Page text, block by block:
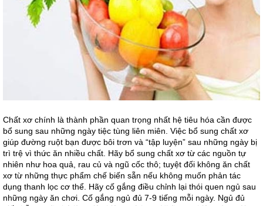
Chất xơ chính là thành phần quan trọng nhất hệ tiêu hóa cần được
bổ sung sau những ngày tiệc tùng liên miên. Việc bổ sung chất xơ
giúp đường ruột bạn được bôi trơn và “tập luyện” sau những ngày bị
trì trệ vì thức ăn nhiều chất. Hãy bổ sung chất xơ từ các nguồn tự
nhiên như hoa quả, rau củ và ngũ cốc thô; tuyệt đối không ăn chất
xơ từ những thực phẩm chế biến sẵn nếu không muốn phản tác
dụng thanh lọc cơ thể. Hãy cố gắng điều chỉnh lại thói quen ngủ sau
những ngày ăn chơi. Cố gắng ngủ đủ 7-9 tiếng mỗi ngày. Ngủ đủ